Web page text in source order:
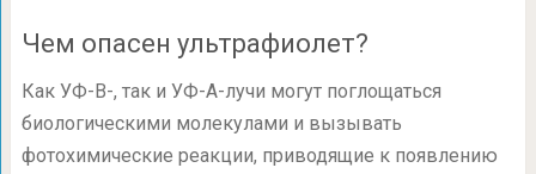
Чем опасен ультрафиолет?
Как УФ-В-, так и УФ-А-лучи могут поглощаться
биологическими молекулами и вызывать
фотохимические реакции, приводящие к появлению